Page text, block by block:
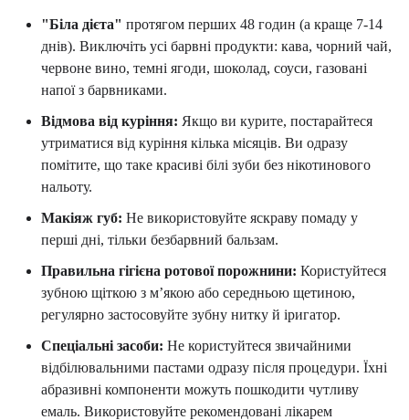
"Біла дієта" протягом перших 48 годин (а краще 7-14
днів). Виключіть усі барвні продукти: кава, чорний чай,
червоне вино, темні ягоди, шоколад, соуси, газовані
напої з барвниками.
Відмова від куріння: Якщо ви курите, постарайтеся
утриматися від куріння кілька місяців. Ви одразу
помітите, що таке красиві білі зуби без нікотинового
нальоту.
Макіяж губ: Не використовуйте яскраву помаду у
перші дні, тільки безбарвний бальзам.
Правильна гігієна ротової порожнини: Користуйтеся
зубною щіткою з м’якою або середньою щетиною,
регулярно застосовуйте зубну нитку й іригатор.
Спеціальні засоби: Не користуйтеся звичайними
відбілювальними пастами одразу після процедури. Їхні
абразивні компоненти можуть пошкодити чутливу
емаль. Використовуйте рекомендовані лікарем